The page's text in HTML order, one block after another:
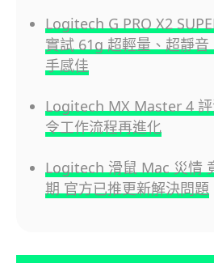
Logitech G PRO X2
實試 61g 超輕量、超靜
手感佳
Logitech MX Master 4
令工作流程再進化
Logitech 滑鼠 Mac 災情
期 官方已推更新解決問題